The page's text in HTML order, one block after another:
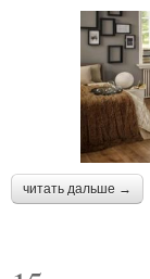
читать дальше →